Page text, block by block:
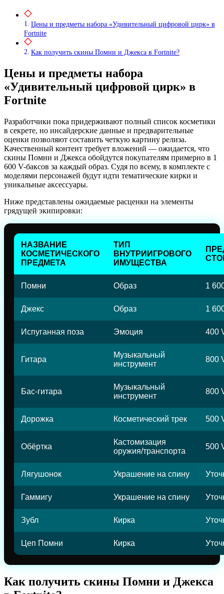
Цены и предметы набора «Удивительный цифровой цирк» в
Fortnite
Как получить скины Помни и Джекса в Fortnite?
Цены и предметы набора
«Удивительный цифровой цирк» в
Fortnite
Разработчики пока придерживают полный список косметики
в секрете, но инсайдерские данные и предварительные
оценки позволяют составить четкую картину релиза.
Качественный контент требует вложений — ожидается, что
скины Помни и Джекса обойдутся покупателям примерно в 1
600 V-баксов за каждый образ. Судя по всему, в комплекте с
моделями персонажей будут идти тематические кирки и
уникальные аксессуары.
Ниже представлены ожидаемые расценки на элементы
грядущей экипировки:
НАЗВАНИЕ
КОСМЕТИЧЕСКОГО
ПРЕДМЕТА
ТИП
ВНУТРИИГРОВОГО
ИМУЩЕСТВА
Помни Образ 1
Джекс Образ 1
Испуганная поза Эмоция 400
Гитара
Музыкальный
инструмент
800
Бас-гитара
Музыкальный
инструмент
800
Дорожка Косметический трек 500
Обёртка
Кастомизация
оружия/транспорта
500
Лягушонок Украшение на спину
Гаммигу Украшение на спину
Зубл Кирка
Цеп Помни Кирка
Как получить скины Помни и Джекса